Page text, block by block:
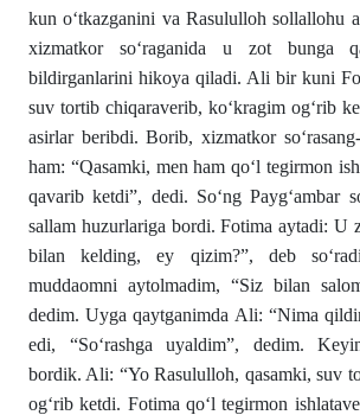
kun o‘tkazganini va Rasululloh sollallohu
xizmatkor so‘raganida u zot bunga
bildirganlarini hikoya qiladi. Ali bir kuni
suv tortib chiqaraverib, ko‘kragim og‘rib
asirlar beribdi. Borib, xizmatkor
ham: “Qasamki, men ham qo‘l tegirmon
qavarib ketdi”, dedi. So‘ng Payg‘ambar
sallam huzurlariga bordi. Fotima aytadi: U
bilan kelding, ey qizim?”, deb
muddaomni aytolmadim, “Siz bilan
dedim. Uyga qaytganimda Ali: “Nima
edi, “So‘rashga uyaldim”, dedim.
bordik. Ali: “Yo Rasululloh, qasamki, suv
og‘rib ketdi. Fotima qo‘l tegirmon